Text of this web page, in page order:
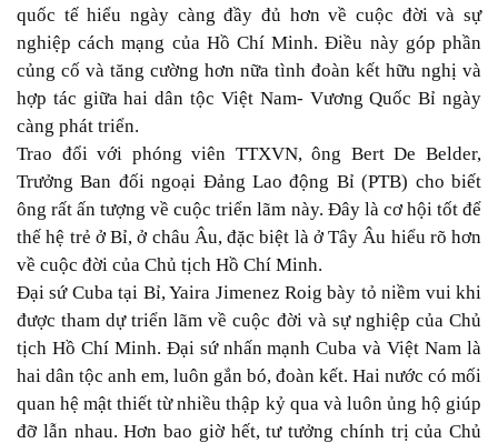
quốc tế hiểu ngày càng đầy đủ hơn về cuộc đời và sự
nghiệp cách mạng của Hồ Chí Minh. Điều này góp phần
củng cố và tăng cường hơn nữa tình đoàn kết hữu nghị và
hợp tác giữa hai dân tộc Việt Nam- Vương Quốc Bỉ ngày
càng phát triển.
Trao đổi với phóng viên TTXVN, ông Bert De Belder,
Trưởng Ban đối ngoại Đảng Lao động Bỉ (PTB) cho biết
ông rất ấn tượng về cuộc triển lãm này. Đây là cơ hội tốt để
thế hệ trẻ ở Bỉ, ở châu Âu, đặc biệt là ở Tây Âu hiểu rõ hơn
về cuộc đời của Chủ tịch Hồ Chí Minh.
Đại sứ Cuba tại Bỉ, Yaira Jimenez Roig bày tỏ niềm vui khi
được tham dự triển lãm về cuộc đời và sự nghiệp của Chủ
tịch Hồ Chí Minh. Đại sứ nhấn mạnh Cuba và Việt Nam là
hai dân tộc anh em, luôn gắn bó, đoàn kết. Hai nước có mối
quan hệ mật thiết từ nhiều thập kỷ qua và luôn ủng hộ giúp
đỡ lẫn nhau. Hơn bao giờ hết, tư tưởng chính trị của Chủ